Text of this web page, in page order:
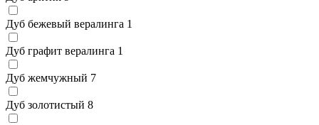
Дуб бежевый вералинга 1
Дуб графит вералинга 1
Дуб жемчужный 7
Дуб золотистый 8